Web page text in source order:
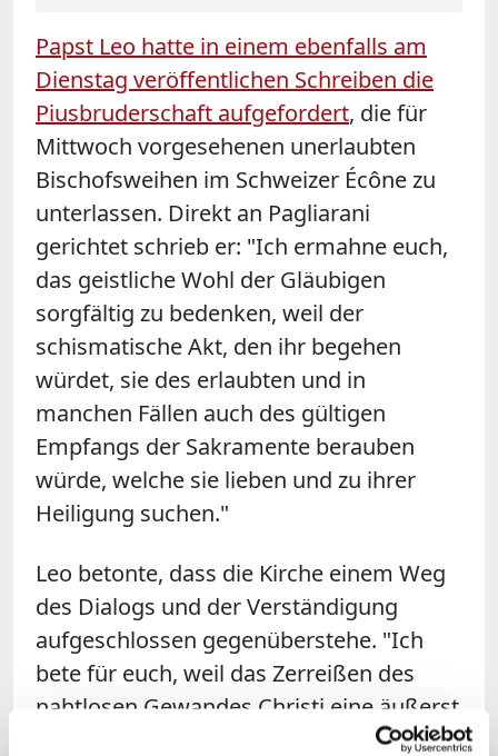
Papst Leo hatte in einem ebenfalls am
Dienstag veröffentlichen Schreiben die
Piusbruderschaft aufgefordert, die für
Mittwoch vorgesehenen unerlaubten
Bischofsweihen im Schweizer Écône zu
unterlassen. Direkt an Pagliarani
gerichtet schrieb er: "Ich ermahne euch,
das geistliche Wohl der Gläubigen
sorgfältig zu bedenken, weil der
schismatische Akt, den ihr begehen
würdet, sie des erlaubten und in
manchen Fällen auch des gültigen
Empfangs der Sakramente berauben
würde, welche sie lieben und zu ihrer
Heiligung suchen."
Leo betonte, dass die Kirche einem Weg
des Dialogs und der Verständigung
aufgeschlossen gegenüberstehe. "Ich
bete für euch, weil das Zerreißen des
nahtlosen Gewandes Christi eine äußerst
schwere Sünde ist. Der Herr erleuchte